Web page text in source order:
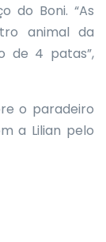
do Boni. “As
animal da
de 4 patas”,
o paradeiro
a Lilian pelo